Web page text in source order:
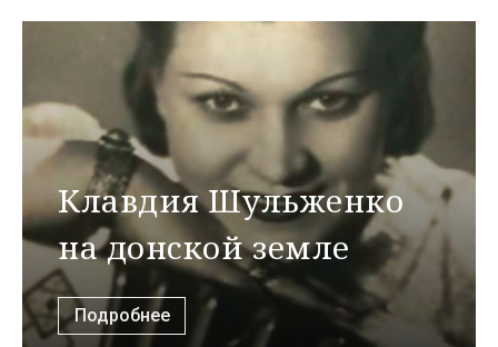
Клавдия Шульженко
на донской земле
Подробнее